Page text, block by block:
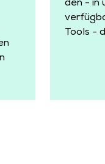
den - in
Tools -